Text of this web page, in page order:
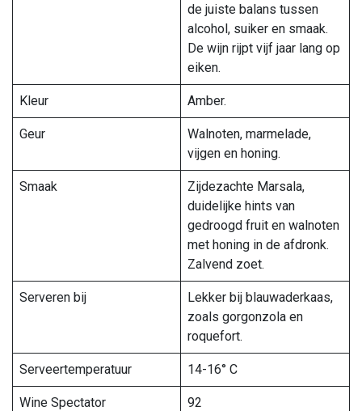
de juiste balans tussen
alcohol, suiker en smaak.
De wijn rijpt vijf jaar lang op
eiken.
Kleur Amber.
Geur
Walnoten, marmelade,
vijgen en honing.
Smaak
Zijdezachte Marsala,
duidelijke hints van
gedroogd fruit en walnoten
met honing in de afdronk.
Zalvend zoet.
Serveren bij
Lekker bij blauwaderkaas,
zoals gorgonzola en
roquefort.
Serveertemperatuur 14-16° C
Wine Spectator 92